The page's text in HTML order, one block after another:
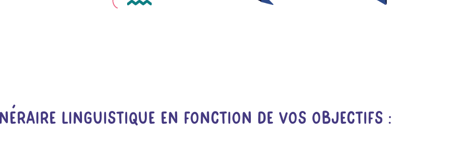
Linguistique En Fonction De Vos Objectifs :